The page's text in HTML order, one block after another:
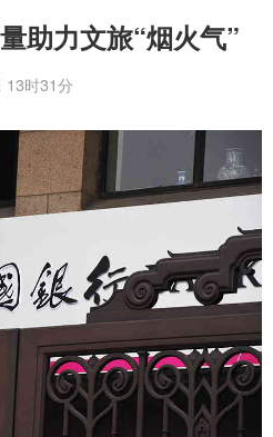
助力文旅“烟火气”
13时31分